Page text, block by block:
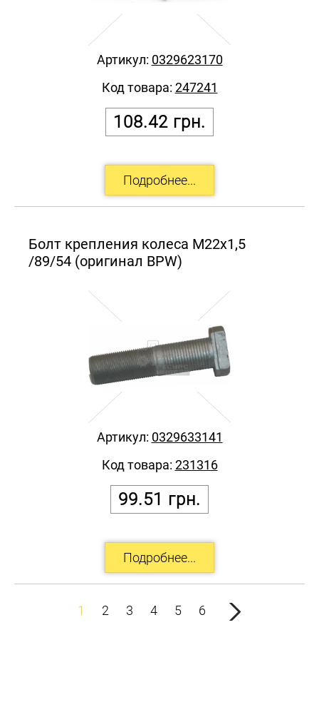
108.42 грн.
Артикул: 0329623170
Код товара: 247241
Болт крепления колеса М22х1,5
/89/54 (оригинал BPW)
99.51 грн.
Артикул: 0329633141
Код товара: 231316
1 2 3 4 5 6